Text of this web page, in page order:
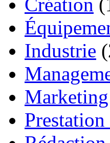
Industrie
Marketing
Prestation